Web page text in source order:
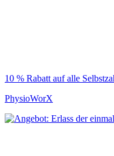
10 % Rabatt auf alle
PhysioWorX